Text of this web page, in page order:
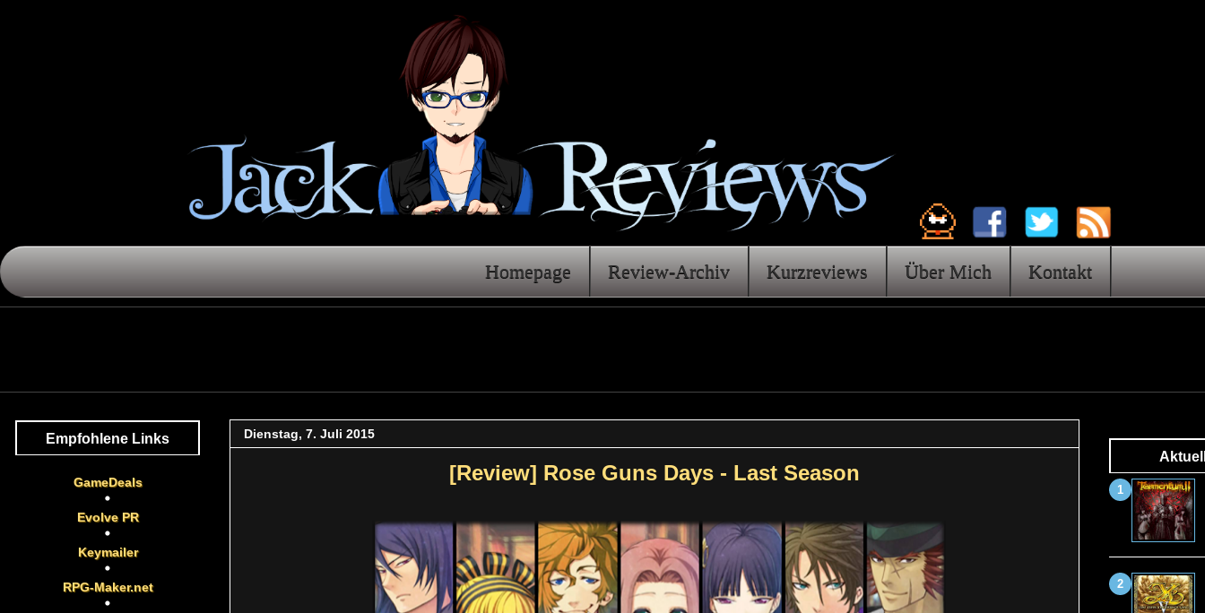
Homepage Review-Archiv Kurzreviews Über Mich Kontakt
Dienstag, 7. Juli 2015
[Review] Rose Guns Days - Last Season
Empfohlene Links
GameDeals
Evolve PR
Keymailer
RPG-Maker.net